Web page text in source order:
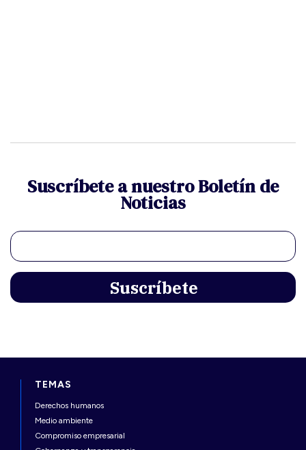
Suscríbete a nuestro Boletín de
Noticias
TEMAS
Derechos humanos
Medio ambiente
Compromiso empresarial